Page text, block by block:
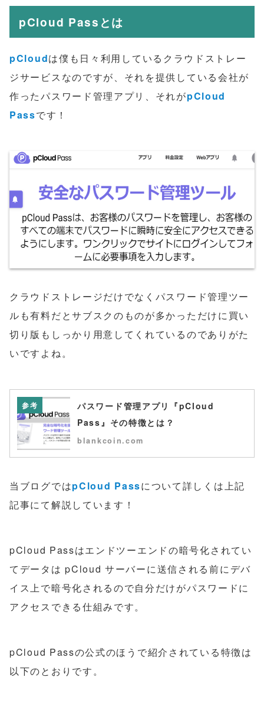
pCloud Passとは
pCloudは僕も日々利用しているクラウドストレー
ジサービスなのですが、それを提供している会社が
作ったパスワード管理アプリ、それがpCloud
Passです！
クラウドストレージだけでなくパスワード管理ツー
ルも有料だとサブスクのものが多かっただけに買い
切り版もしっかり用意してくれているのでありがた
いですよね。
参考
パスワード管理アプリ『pCloud
Pass』その特徴とは？
blankcoin.com
当ブログではpCloud Passについて詳しくは上記
記事にて解説しています！
pCloud Passはエンドツーエンドの暗号化されてい
てデータは pCloud サーバーに送信される前にデバ
イス上で暗号化されるので自分だけがパスワードに
アクセスできる仕組みです。
pCloud Passの公式のほうで紹介されている特徴は
以下のとおりです。